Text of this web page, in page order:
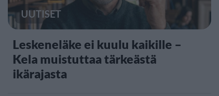
UUTISET
Leskeneläke ei kuulu kaikille –
Kela muistuttaa tärkeästä
ikärajasta